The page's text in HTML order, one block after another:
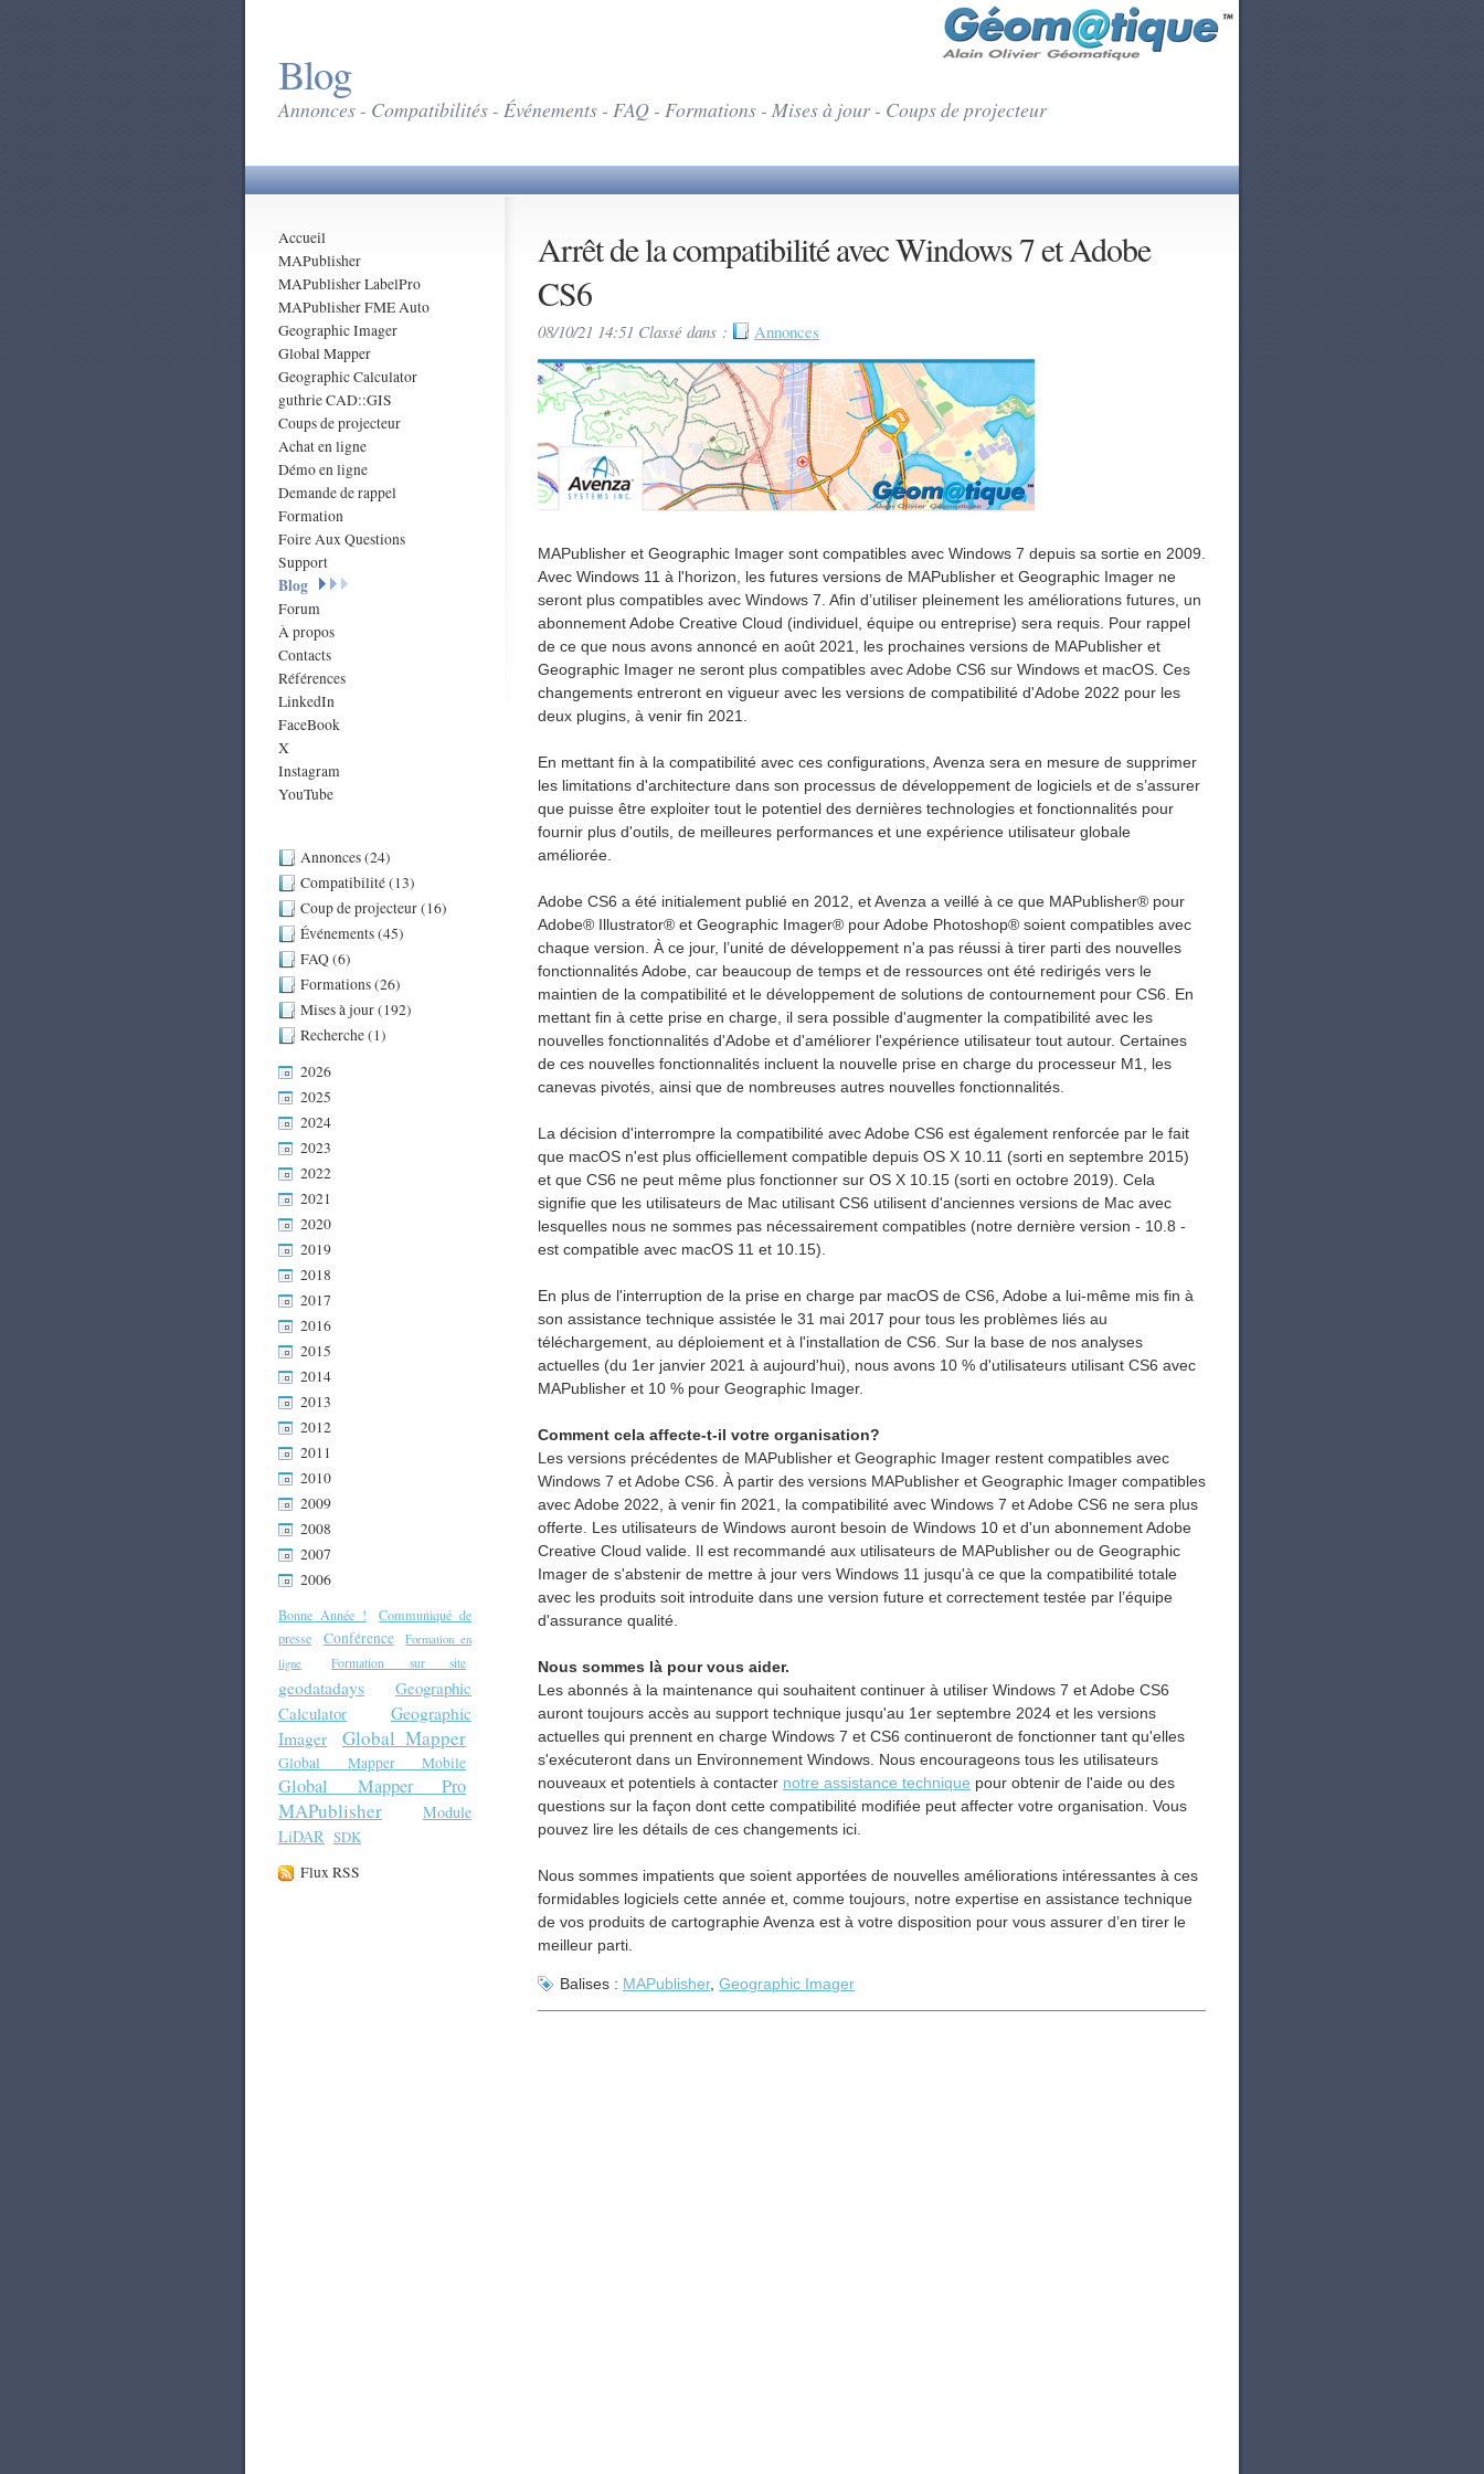
Blog
Annonces - Compatibilités - Événements - FAQ - Formations - Mises à jour - Coups de projecteur
Accueil
MAPublisher
MAPublisher LabelPro
MAPublisher FME Auto
Geographic Imager
Global Mapper
Geographic Calculator
guthrie CAD::GIS
Coups de projecteur
Achat en ligne
Démo en ligne
Demande de rappel
Formation
Foire Aux Questions
Support
Blog
Forum
À propos
Contacts
Références
LinkedIn
FaceBook
X
Instagram
YouTube
Annonces (24)
Compatibilité (13)
Coup de projecteur (16)
Événements (45)
FAQ (6)
Formations (26)
Mises à jour (192)
Recherche (1)
2026
2025
2024
2023
2022
2021
2020
2019
2018
2017
2016
2015
2014
2013
2012
2011
2010
2009
2008
2007
2006
Bonne Année !
Communiqué de
presse
Conférence
Formation en
ligne
Formation sur site
geodatadays
Geographic
Calculator
Geographic
Imager
Global Mapper
Global Mapper Mobile
Global Mapper Pro
MAPublisher
Module
LiDAR SDK
Flux RSS
Arrêt de la compatibilité avec Windows 7 et Adobe
CS6
08/10/21 14:51 Classé dans : Annonces
MAPublisher et Geographic Imager sont compatibles avec Windows 7 depuis sa sortie en 2009.
Avec Windows 11 à l'horizon, les futures versions de MAPublisher et Geographic Imager ne
seront plus compatibles avec Windows 7. Afin d’utiliser pleinement les améliorations futures, un
abonnement Adobe Creative Cloud (individuel, équipe ou entreprise) sera requis. Pour rappel
de ce que nous avons annoncé en août 2021, les prochaines versions de MAPublisher et
Geographic Imager ne seront plus compatibles avec Adobe CS6 sur Windows et macOS. Ces
changements entreront en vigueur avec les versions de compatibilité d'Adobe 2022 pour les
deux plugins, à venir fin 2021.
En mettant fin à la compatibilité avec ces configurations, Avenza sera en mesure de supprimer
les limitations d'architecture dans son processus de développement de logiciels et de s’assurer
que puisse être exploiter tout le potentiel des dernières technologies et fonctionnalités pour
fournir plus d'outils, de meilleures performances et une expérience utilisateur globale
améliorée.
Adobe CS6 a été initialement publié en 2012, et Avenza a veillé à ce que MAPublisher® pour
Adobe® Illustrator® et Geographic Imager® pour Adobe Photoshop® soient compatibles avec
chaque version. À ce jour, l’unité de développement n'a pas réussi à tirer parti des nouvelles
fonctionnalités Adobe, car beaucoup de temps et de ressources ont été redirigés vers le
maintien de la compatibilité et le développement de solutions de contournement pour CS6. En
mettant fin à cette prise en charge, il sera possible d'augmenter la compatibilité avec les
nouvelles fonctionnalités d'Adobe et d'améliorer l'expérience utilisateur tout autour. Certaines
de ces nouvelles fonctionnalités incluent la nouvelle prise en charge du processeur M1, les
canevas pivotés, ainsi que de nombreuses autres nouvelles fonctionnalités.
La décision d'interrompre la compatibilité avec Adobe CS6 est également renforcée par le fait
que macOS n'est plus officiellement compatible depuis OS X 10.11 (sorti en septembre 2015)
et que CS6 ne peut même plus fonctionner sur OS X 10.15 (sorti en octobre 2019). Cela
signifie que les utilisateurs de Mac utilisant CS6 utilisent d'anciennes versions de Mac avec
lesquelles nous ne sommes pas nécessairement compatibles (notre dernière version - 10.8 -
est compatible avec macOS 11 et 10.15).
En plus de l'interruption de la prise en charge par macOS de CS6, Adobe a lui-même mis fin à
son assistance technique assistée le 31 mai 2017 pour tous les problèmes liés au
téléchargement, au déploiement et à l'installation de CS6. Sur la base de nos analyses
actuelles (du 1er janvier 2021 à aujourd'hui), nous avons 10 % d'utilisateurs utilisant CS6 avec
MAPublisher et 10 % pour Geographic Imager.
Comment cela affecte-t-il votre organisation?
Les versions précédentes de MAPublisher et Geographic Imager restent compatibles avec
Windows 7 et Adobe CS6. À partir des versions MAPublisher et Geographic Imager compatibles
avec Adobe 2022, à venir fin 2021, la compatibilité avec Windows 7 et Adobe CS6 ne sera plus
offerte. Les utilisateurs de Windows auront besoin de Windows 10 et d'un abonnement Adobe
Creative Cloud valide. Il est recommandé aux utilisateurs de MAPublisher ou de Geographic
Imager de s'abstenir de mettre à jour vers Windows 11 jusqu'à ce que la compatibilité totale
avec les produits soit introduite dans une version future et correctement testée par l’équipe
d'assurance qualité.
Nous sommes là pour vous aider.
Les abonnés à la maintenance qui souhaitent continuer à utiliser Windows 7 et Adobe CS6
auront toujours accès au support technique jusqu'au 1er septembre 2024 et les versions
actuelles qui prennent en charge Windows 7 et CS6 continueront de fonctionner tant qu'elles
s'exécuteront dans un Environnement Windows. Nous encourageons tous les utilisateurs
nouveaux et potentiels à contacter notre assistance technique pour obtenir de l'aide ou des
questions sur la façon dont cette compatibilité modifiée peut affecter votre organisation. Vous
pouvez lire les détails de ces changements ici.
Nous sommes impatients que soient apportées de nouvelles améliorations intéressantes à ces
formidables logiciels cette année et, comme toujours, notre expertise en assistance technique
de vos produits de cartographie Avenza est à votre disposition pour vous assurer d’en tirer le
meilleur parti.
Balises : MAPublisher, Geographic Imager